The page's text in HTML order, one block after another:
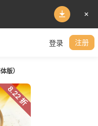
登录 注册
版）
8.22 折